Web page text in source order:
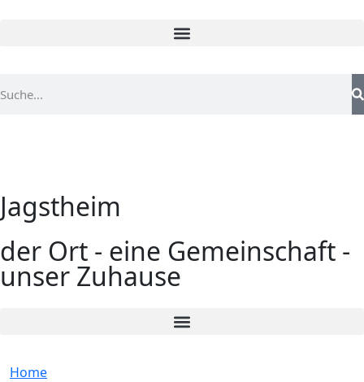
Jagstheim
der Ort - eine Gemeinschaft -
unser Zuhause
Home